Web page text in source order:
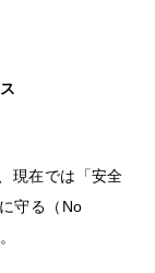
現在では「安全
守る（No